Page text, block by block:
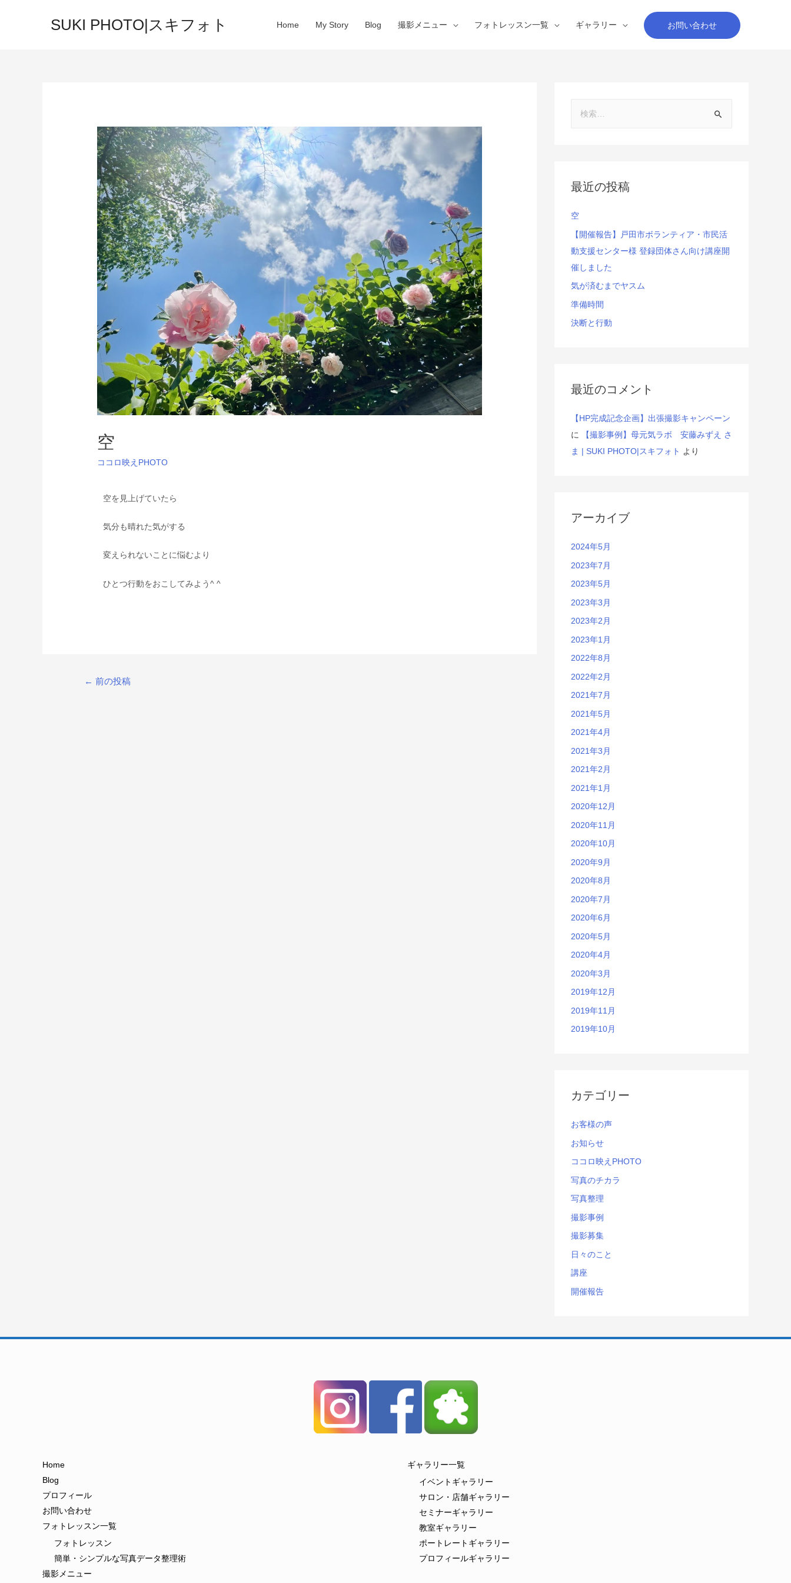
SUKI PHOTO|スキフォト Home My Story Blog 撮影メニュー フォトレッスン一覧 ギャラリー お問い合わせ
空
ココロ映えPHOTO
空を見上げていたら
気分も晴れた気がする
変えられないことに悩むより
ひとつ行動をおこしてみよう^ ^
← 前の投稿
最近の投稿
空
【開催報告】戸田市ボランティア・市民活
動支援センター様 登録団体さん向け講座開
催しました
気が済むまでヤスム
準備時間
決断と行動
最近のコメント
【HP完成記念企画】出張撮影キャンペーン
に
【撮影事例】母元気ラボ 安藤みずえ さ
ま | SUKI PHOTO|スキフォト より
アーカイブ
2024年5月
2023年7月
2023年5月
2023年3月
2023年2月
2023年1月
2022年8月
2022年2月
2021年7月
2021年5月
2021年4月
2021年3月
2021年2月
2021年1月
2020年12月
2020年11月
2020年10月
2020年9月
2020年8月
2020年7月
2020年6月
2020年5月
2020年4月
2020年3月
2019年12月
2019年11月
2019年10月
カテゴリー
お客様の声
お知らせ
ココロ映えPHOTO
写真のチカラ
写真整理
撮影事例
撮影募集
日々のこと
講座
開催報告
Home
Blog
プロフィール
お問い合わせ
フォトレッスン一覧
フォトレッスン
簡単・シンプルな写真データ整理術
撮影メニュー
ギャラリー一覧
イベントギャラリー
サロン・店舗ギャラリー
セミナーギャラリー
教室ギャラリー
ポートレートギャラリー
プロフィールギャラリー